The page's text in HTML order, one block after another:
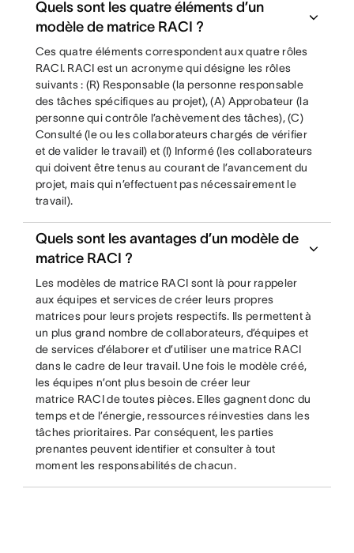
Quels sont les quatre éléments d’un
modèle de matrice RACI ?
Ces quatre éléments correspondent aux quatre rôles
RACI. RACI est un acronyme qui désigne les rôles
suivants : (R) Responsable (la personne responsable
des tâches spécifiques au projet), (A) Approbateur (la
personne qui contrôle l’achèvement des tâches), (C)
Consulté (le ou les collaborateurs chargés de vérifier
et de valider le travail) et (I) Informé (les collaborateurs
qui doivent être tenus au courant de l’avancement du
projet, mais qui n’effectuent pas nécessairement le
travail).
Quels sont les avantages d’un modèle de
matrice RACI ?
Les modèles de matrice RACI sont là pour rappeler
aux équipes et services de créer leurs propres
matrices pour leurs projets respectifs. Ils permettent à
un plus grand nombre de collaborateurs, d’équipes et
de services d’élaborer et d’utiliser une matrice RACI
dans le cadre de leur travail. Une fois le modèle créé,
les équipes n’ont plus besoin de créer leur
matrice RACI de toutes pièces. Elles gagnent donc du
temps et de l’énergie, ressources réinvesties dans les
tâches prioritaires. Par conséquent, les parties
prenantes peuvent identifier et consulter à tout
moment les responsabilités de chacun.